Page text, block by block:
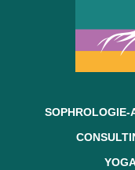
SOPHROLOGIE-